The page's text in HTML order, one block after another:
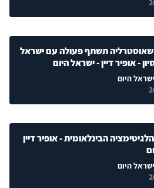
שאוסטרליה תשתף פעולה עם ישראל
- אופיר דיין - ישראל היום
היום
הבינלאומית - אופיר דיין
היום